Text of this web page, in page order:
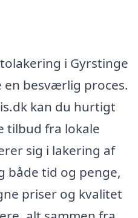
i Gyrstinge
besværlig proces.
kan du hurtigt
tilbud fra lokale
sig i lakering af
både tid og penge,
priser og kvalitet